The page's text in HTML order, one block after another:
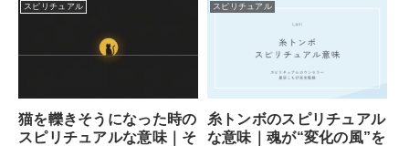
スピリチュアル
猫を轢きそうになった時の
スピリチュアルな意味｜そ
スピリチュアル
糸トンボのスピリチュアル
な意味｜魂が“変化の風”を